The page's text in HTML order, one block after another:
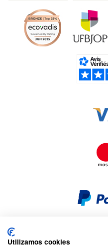
Seguridad y privacidad
Utilizamos cookies